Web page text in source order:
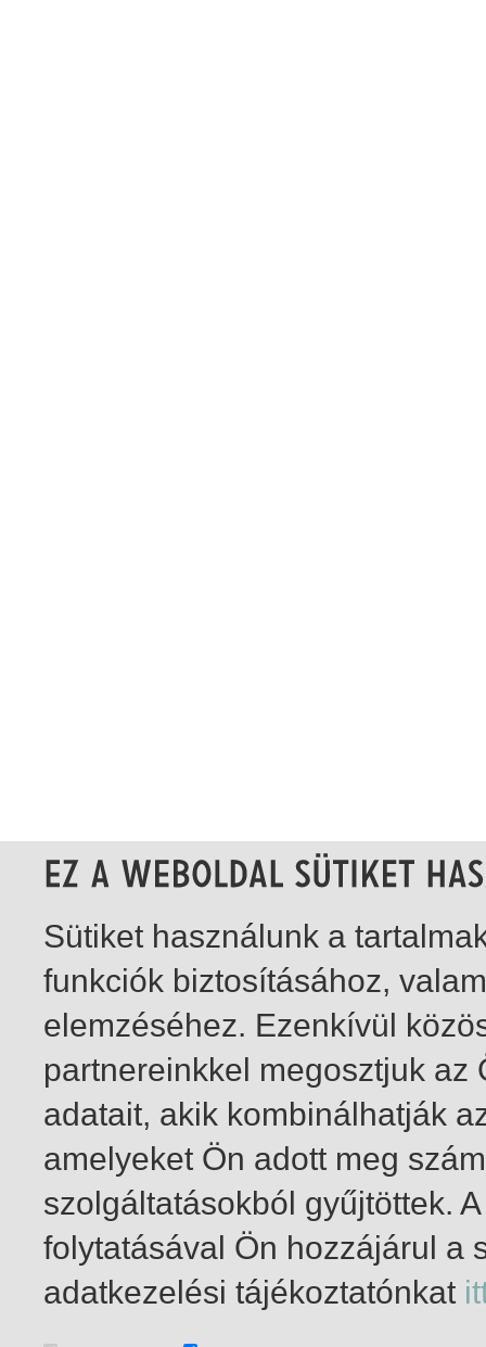
1-2 / összesen 2 találat
Sütiket használunk a
funkciók biztosításához,
elemzéséhez. Ezenkívül
partnereinkkel megosztjuk
adatait, akik kombinálhatják
amelyeket Ön adott meg
szolgáltatásokból gyűjtöttek.
folytatásával Ön hozzájárul a
adatkezelési tájékoztatónkat